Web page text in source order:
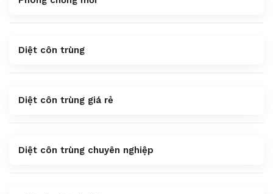
Diệt côn trùng
Diệt côn trùng giá rẻ
Diệt côn trùng chuyên nghiệp